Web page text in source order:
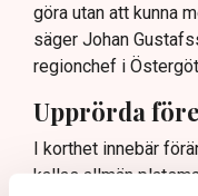
göra utan att kunna
säger Johan
regionchef i
Upprörda
I korthet innebär
kallas allmän